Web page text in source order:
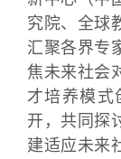
究院、全球
汇聚各界专
焦未来社会
才培养模式
开，共同探
建适应未来